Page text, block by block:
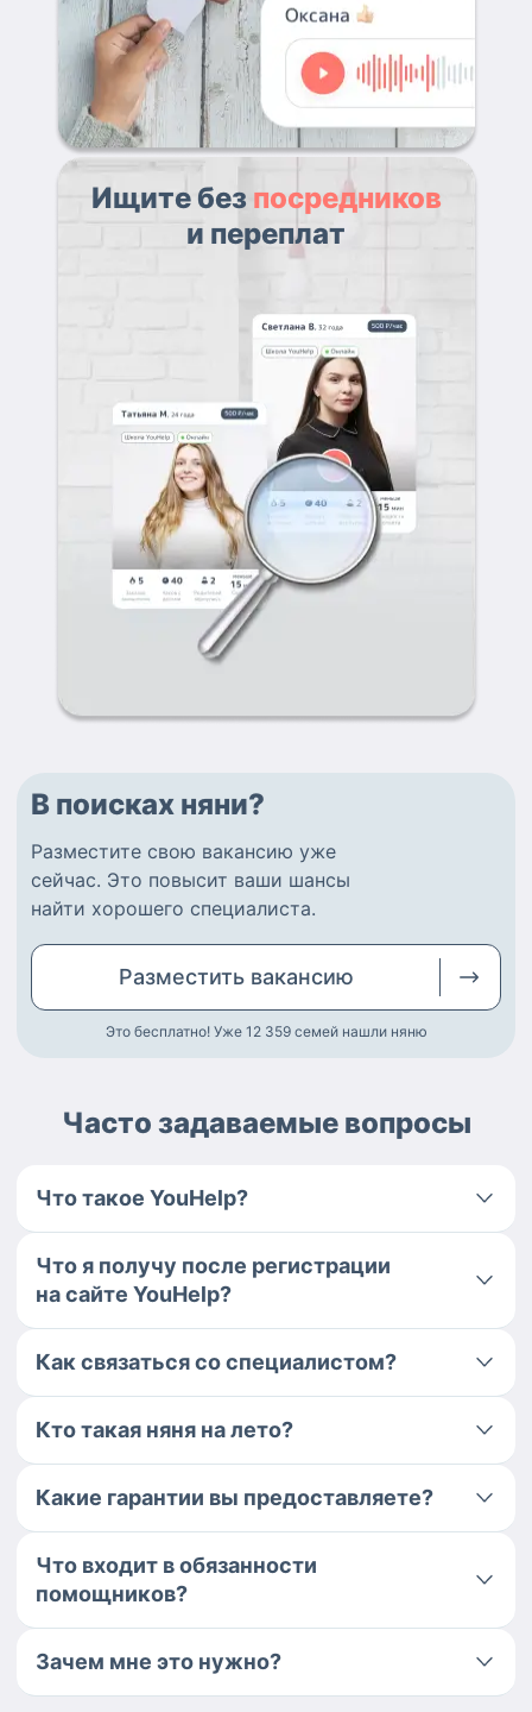
Ищите без посредников
и переплат
В поисках няни?
Разместите свою вакансию уже
сейчас. Это повысит ваши шансы
найти хорошего специалиста.
Разместить вакансию
Это бесплатно! Уже 12 359 семей нашли няню
Часто задаваемые вопросы
Что такое YouHelp?
Что я получу после регистрации
на сайте YouHelp?
Как связаться со специалистом?
Кто такая няня на лето?
Какие гарантии вы предоставляете?
Что входит в обязанности
помощников?
Зачем мне это нужно?